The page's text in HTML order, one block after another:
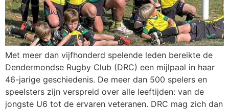
Met meer dan vijfhonderd spelende leden bereikte de
Dendermondse Rugby Club (DRC) een mijlpaal in haar
46-jarige geschiedenis. De meer dan 500 spelers en
speelsters zijn verspreid over alle leeftijden: van de
jongste U6 tot de ervaren veteranen. DRC mag zich dan